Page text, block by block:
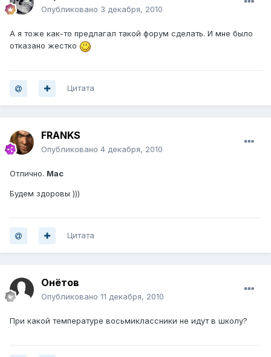
Опубликовано 3 декабря, 2010
А я тоже как-то предлагал такой форум сделать. И мне было
отказано жестко
Цитата
FRANKS
Опубликовано 4 декабря, 2010
Отлично. Мас
Будем здоровы )))
Цитата
Онётов
Опубликовано 11 декабря, 2010
При какой температуре восьмиклассники не идут в школу?